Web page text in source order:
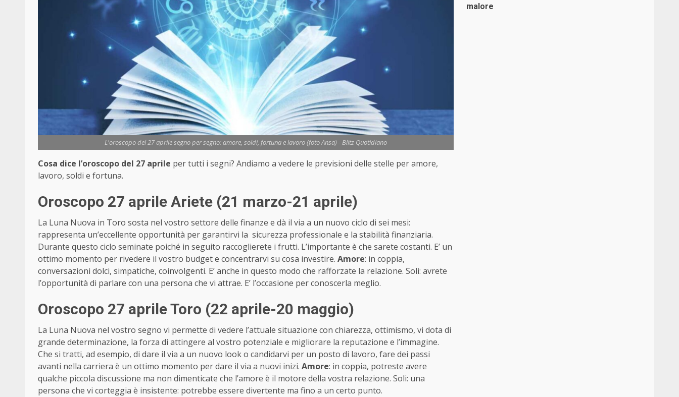
L'oroscopo del 27 aprile segno per segno: amore, soldi, fortuna e lavoro (foto Ansa) - Blitz Quotidiano
Cosa dice l’oroscopo del 27 aprile per tutti i segni? Andiamo a vedere le previsioni delle stelle per amore,
lavoro, soldi e fortuna.
Oroscopo 27 aprile Ariete (21 marzo-21 aprile)
La Luna Nuova in Toro sosta nel vostro settore delle finanze e dà il via a un nuovo ciclo di sei mesi:
rappresenta un’eccellente opportunità per garantirvi la sicurezza professionale e la stabilità finanziaria.
Durante questo ciclo seminate poiché in seguito raccoglierete i frutti. L’importante è che sarete costanti. E’ un
ottimo momento per rivedere il vostro budget e concentrarvi su cosa investire. Amore: in coppia,
conversazioni dolci, simpatiche, coinvolgenti. E’ anche in questo modo che rafforzate la relazione. Soli: avrete
l’opportunità di parlare con una persona che vi attrae. E’ l’occasione per conoscerla meglio.
Oroscopo 27 aprile Toro (22 aprile-20 maggio)
La Luna Nuova nel vostro segno vi permette di vedere l’attuale situazione con chiarezza, ottimismo, vi dota di
grande determinazione, la forza di attingere al vostro potenziale e migliorare la reputazione e l’immagine.
Che si tratti, ad esempio, di dare il via a un nuovo look o candidarvi per un posto di lavoro, fare dei passi
avanti nella carriera è un ottimo momento per dare il via a nuovi inizi. Amore: in coppia, potreste avere
qualche piccola discussione ma non dimenticate che l’amore è il motore della vostra relazione. Soli: una
persona che vi corteggia è insistente: potrebbe essere divertente ma fino a un certo punto.
malore